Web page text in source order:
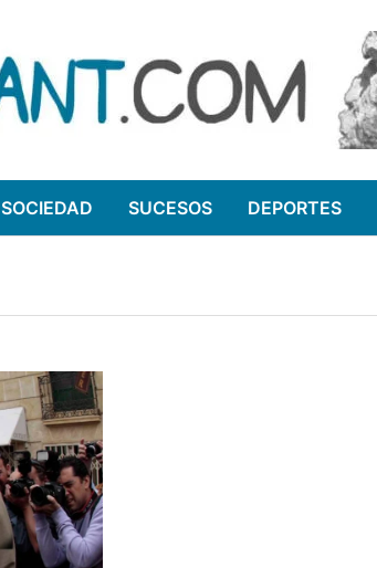
SOCIEDAD SUCESOS DEPORTES